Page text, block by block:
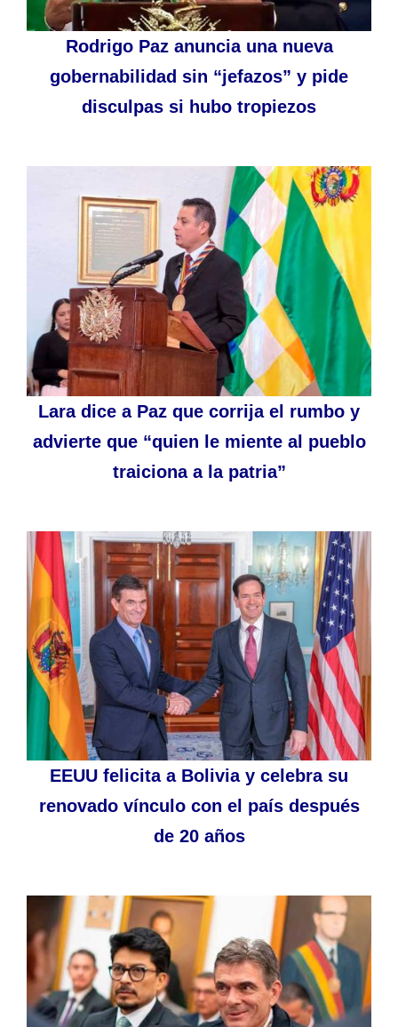
Rodrigo Paz anuncia una nueva
gobernabilidad sin “jefazos” y pide
disculpas si hubo tropiezos
Lara dice a Paz que corrija el rumbo y
advierte que “quien le miente al pueblo
traiciona a la patria”
EEUU felicita a Bolivia y celebra su
renovado vínculo con el país después
de 20 años